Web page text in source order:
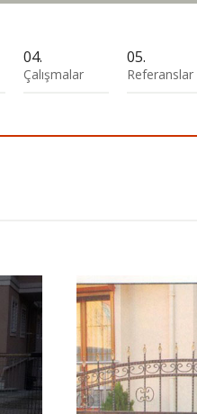
Çalışmalar Referanslar